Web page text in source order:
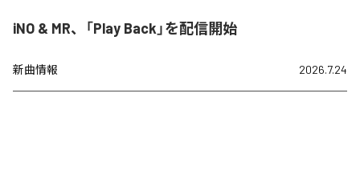
iNO & MR、「Play Back」を配信開始
新曲情報 2026.7.24